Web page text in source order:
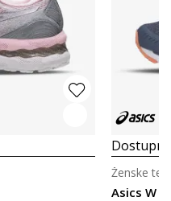
Asics W
Ženske